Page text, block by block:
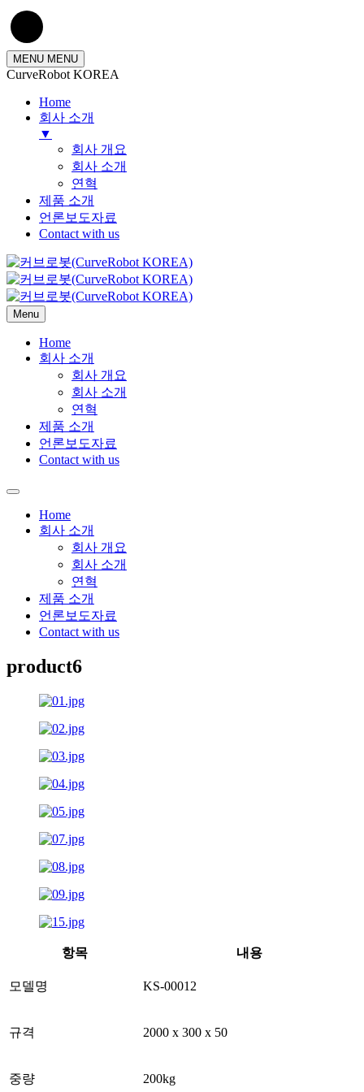
MENU MENU
CurveRobot KOREA
Home
회사 소개
▼
회사 개요
회사 소개
연혁
제품 소개
언론보도자료
Contact with us
Menu
Home
회사 소개
회사 개요
회사 소개
연혁
제품 소개
언론보도자료
Contact with us
Home
회사 소개
회사 개요
회사 소개
연혁
제품 소개
언론보도자료
Contact with us
product6
항목 내용
모델명 KS-00012
규격 2000 x 300 x 50
중량 200kg